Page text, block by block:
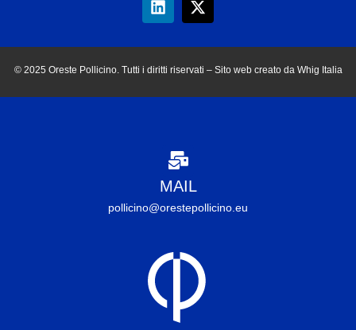
© 2025 Oreste Pollicino. Tutti i diritti riservati – Sito web creato da Whig Italia
MAIL
pollicino@orestepollicino.eu